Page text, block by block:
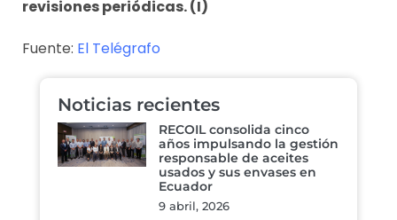
revisiones periódicas. (I)
Fuente: El Telégrafo
Noticias recientes
RECOIL consolida cinco
años impulsando la gestión
responsable de aceites
usados y sus envases en
Ecuador
9 abril, 2026